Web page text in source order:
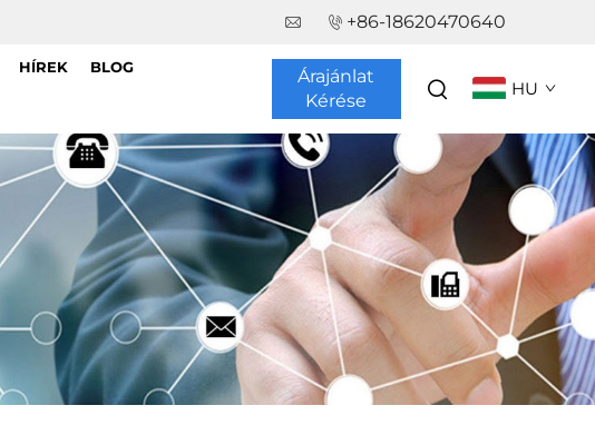
+86-18620470640
HÍREK BLOG
Árajánlat
Kérése
HU